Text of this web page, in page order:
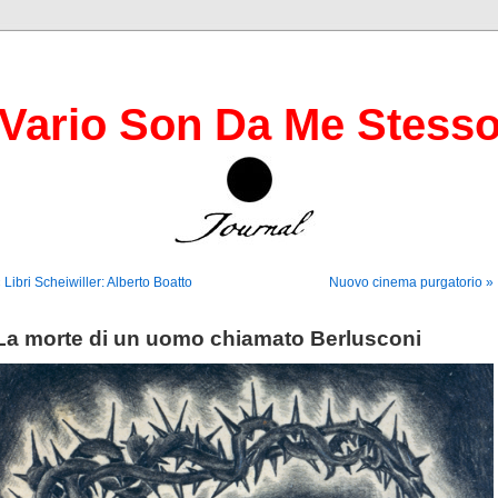
Son Da Me
Libri Scheiwiller: Alberto Boatto Nuovo cinema purgatorio »
morte di un uomo chiamato Berlusconi